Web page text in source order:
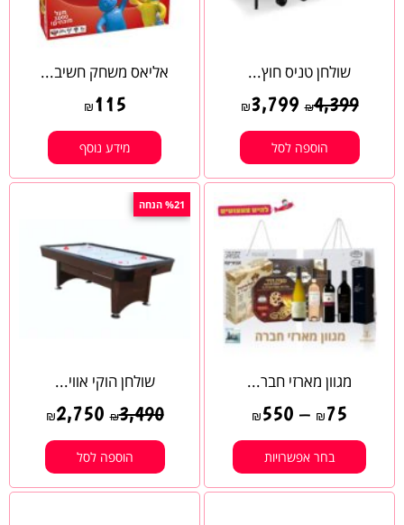
שולחן טניס חוץ...
₪4,399
₪3,799
הוספה לסל
אליאס משחק חשיב...
₪ 115
מידע נוסף
מגוון מארזי חבר...
₪ 75
–
₪ 550
בחר אפשרויות
%21 הנחה
שולחן הוקי אווי...
₪3,490
₪2,750
הוספה לסל